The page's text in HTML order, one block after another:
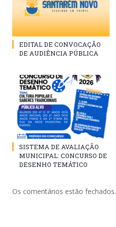
EDITAL DE CONVOCAÇÃO
DE AUDIÊNCIA PÚBLICA
SISTEMA DE AVALIAÇÃO
MUNICIPAL: CONCURSO DE
DESENHO TEMÁTICO
Os comentários estão fechados.